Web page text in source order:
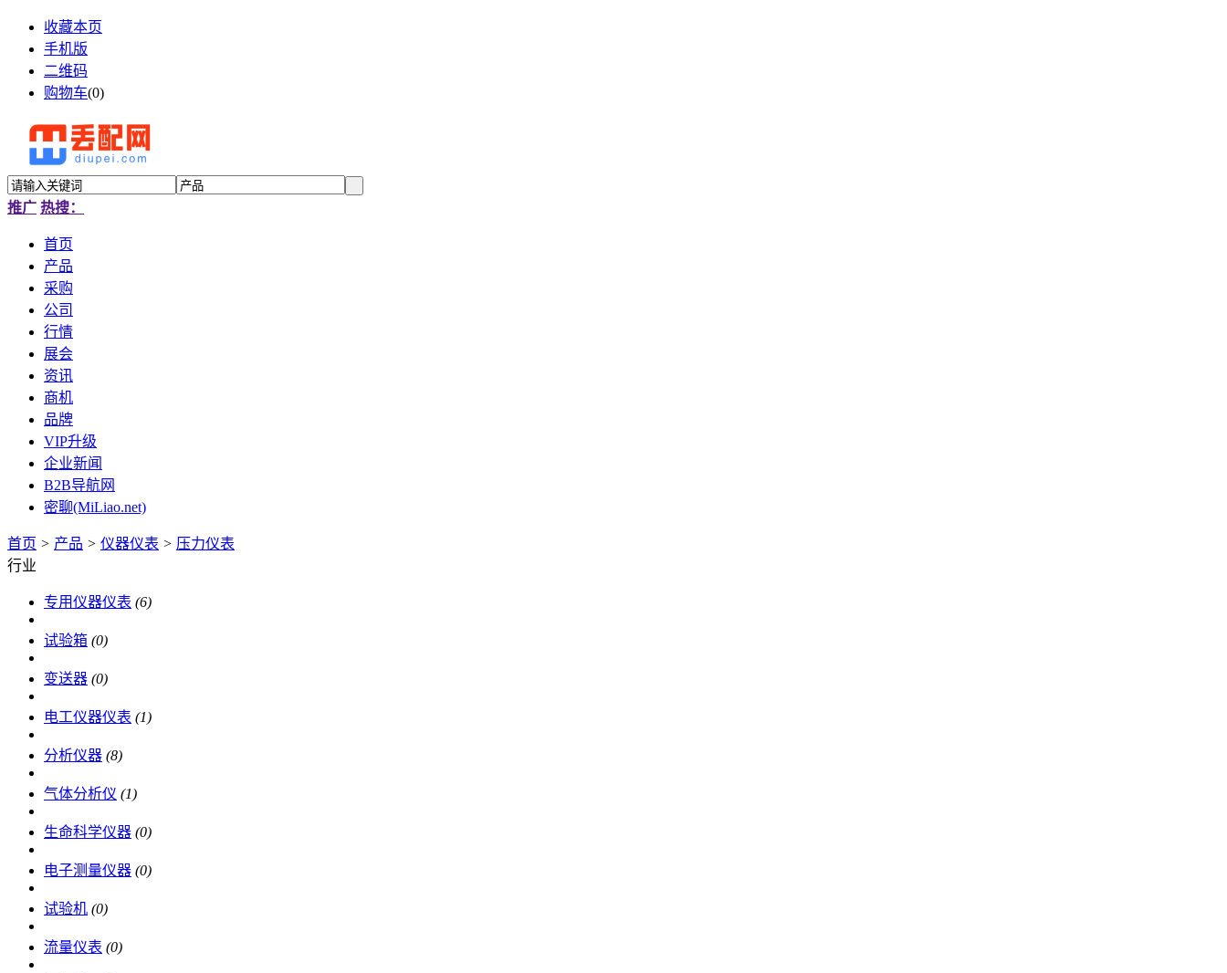
收藏本页
手机版
二维码
购物车(0)
推广 热搜：
首页
产品
采购
公司
行情
展会
资讯
商机
品牌
VIP升级
企业新闻
B2B导航网
密聊(MiLiao.net)
首页 > 产品 > 仪器仪表 > 压力仪表
行业
专用仪器仪表 (6)
试验箱 (0)
变送器 (0)
电工仪器仪表 (1)
分析仪器 (8)
气体分析仪 (1)
生命科学仪器 (0)
电子测量仪器 (0)
试验机 (0)
流量仪表 (0)